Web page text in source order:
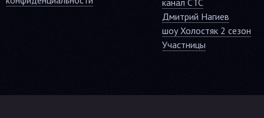
Дмитрий Нагиев
шоу Холостяк 2 сезон
Участницы